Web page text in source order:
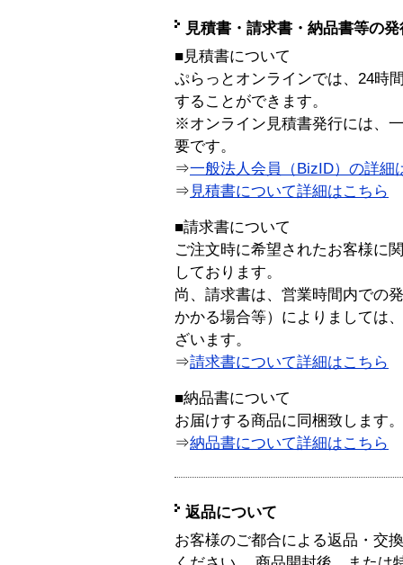
見積書・請求書・納品書等の
■見積書について
ぷらっとオンラインでは、24時
することができます。
※オンライン見積書発行には、
要です。
⇒一般法人会員（BizID）の詳細
⇒ 見積書について詳細はこちら
■請求書について
ご注文時に希望されたお客様に
しております。
尚、請求書は、営業時間内での
かかる場合等）によりましては
ざいます。
⇒請求書について詳細はこちら
■納品書について
お届けする商品に同梱致します。
⇒納品書について詳細はこちら
返品について
お客様のご都合による返品・交